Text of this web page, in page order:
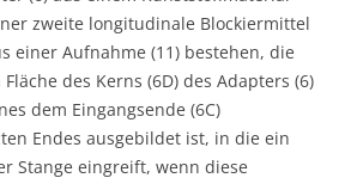
zweite longitudinale Blockiermittel
einer Aufnahme (11) bestehen, die
des Kerns (6D) des Adapters (6)
dem Eingangsende (6C)
Endes ausgebildet ist, in die ein
Stange eingreift, wenn diese